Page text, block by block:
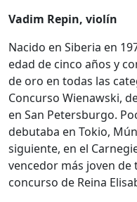
Vadim Repin, violín
Nacido en Siberia en
edad de cinco años y
de oro en todas las
Concurso Wienawski,
en San Petersburgo.
debutaba en Tokio,
siguiente, en el
vencedor más joven
concurso de Reina